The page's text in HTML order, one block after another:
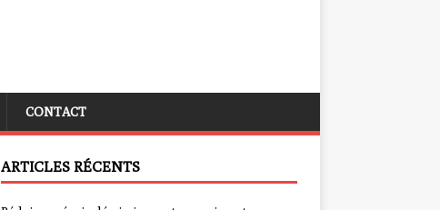
CONTACT
ARTICLES RÉCENTS